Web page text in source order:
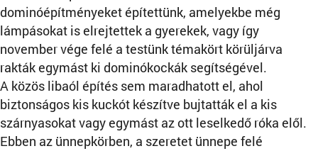
dominóépítményeket építettünk, amelyekbe még
lámpásokat is elrejtettek a gyerekek, vagy így
november vége felé a testünk témakört körüljárva
rakták egymást ki dominókockák segítségével.
A közös libaól építés sem maradhatott el, ahol
biztonságos kis kuckót készítve bujtatták el a kis
szárnyasokat vagy egymást az ott leselkedő róka elől.
Ebben az ünnepkörben, a szeretet ünnepe felé